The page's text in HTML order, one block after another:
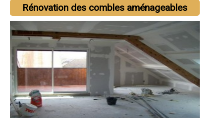
Rénovation des combles aménageables